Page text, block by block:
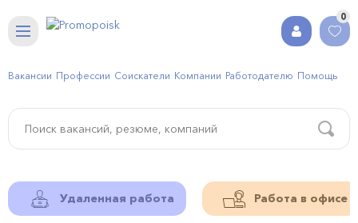
0
Вакансии Профессии Соискатели Компании Работодателю Помощь
Удаленная работа Работа в офисе